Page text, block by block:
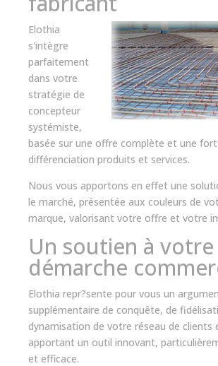
Elothia
s'intègre
parfaitement
dans votre
stratégie de
concepteur
systémiste,
basée sur une offre complète et une
différenciation produits et services.
Nous vous apportons en effet une
le marché, présentée aux couleurs de
marque, valorisant votre offre et votre
Un soutien à votre
démarche
Elothia repr?sente pour vous un
supplémentaire de conquête, de
dynamisation de votre réseau de clients
apportant un outil innovant,
et efficace.